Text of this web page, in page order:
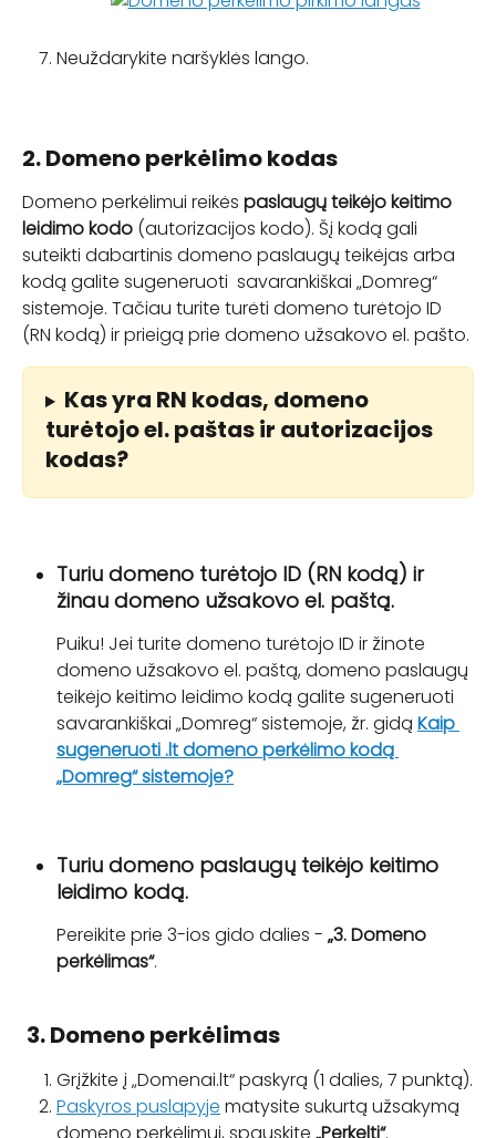
Neuždarykite naršyklės lango.
2. Domeno perkėlimo kodas
Domeno perkėlimui reikės paslaugų teikėjo keitimo
leidimo kodo (autorizacijos kodo). Šį kodą gali
suteikti dabartinis domeno paslaugų teikėjas arba
kodą galite sugeneruoti  savarankiškai „Domreg“
sistemoje. Tačiau turite turėti domeno turėtojo ID
(RN kodą) ir prieigą prie domeno užsakovo el. pašto.
Kas yra RN kodas, domeno
turėtojo el. paštas ir autorizacijos
kodas?
Turiu domeno turėtojo ID (RN kodą) ir
žinau domeno užsakovo el. paštą.
Puiku! Jei turite domeno turėtojo ID ir žinote
domeno užsakovo el. paštą, domeno paslaugų
teikėjo keitimo leidimo kodą galite sugeneruoti
savarankiškai „Domreg“ sistemoje, žr. gidą Kaip
sugeneruoti .lt domeno perkėlimo kodą
„Domreg“ sistemoje?
Turiu domeno paslaugų teikėjo keitimo
leidimo kodą.
Pereikite prie 3-ios gido dalies - „3. Domeno
perkėlimas“.
3. Domeno perkėlimas
Grįžkite į „Domenai.lt“ paskyrą (1 dalies, 7 punktą).
Paskyros puslapyje matysite sukurtą užsakymą